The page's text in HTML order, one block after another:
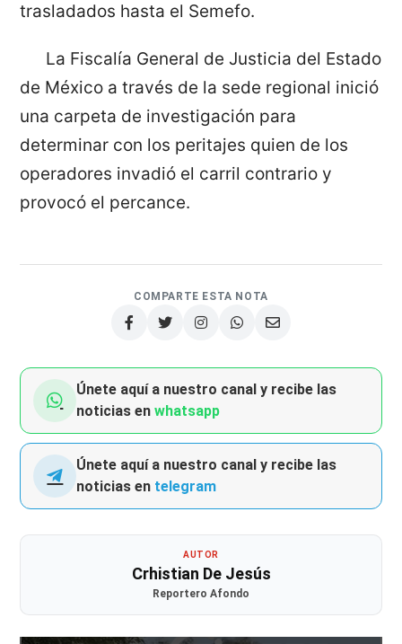
trasladados hasta el Semefo.
La Fiscalía General de Justicia del Estado
de México a través de la sede regional inició
una carpeta de investigación para
determinar con los peritajes quien de los
operadores invadió el carril contrario y
provocó el percance.
COMPARTE ESTA NOTA
Únete aquí a nuestro canal y recibe las
noticias enwhatsapp
Únete aquí a nuestro canal y recibe las
noticias en telegram
AUTOR
Crhistian De Jesús
Reportero Afondo